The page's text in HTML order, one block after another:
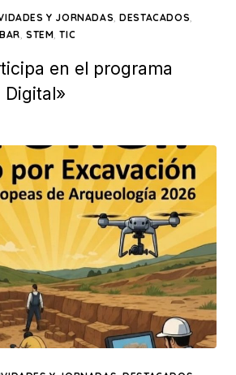
Y JORNADAS,DESTACADOS,
, STEM,TIC
en el programa
Digital»